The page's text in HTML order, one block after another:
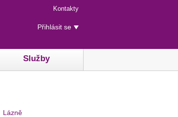
Menu
rychlého
přístupu
Kontakty
Uživatelské
menu
Přihlásit se
Služby
Lázně